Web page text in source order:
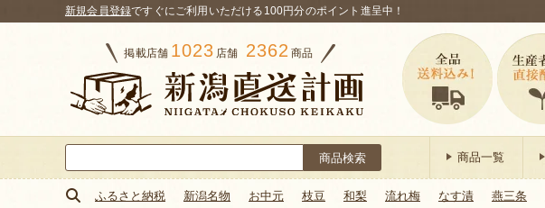
新規会員登録ですぐにご利用いただける100円分のポイント進呈中！
掲載店舗 1023 店舗 2362 商品
索:
商品一覧
ふるさと納税 新潟名物 お中元 枝豆 和梨 流れ梅 なす漬 燕三条